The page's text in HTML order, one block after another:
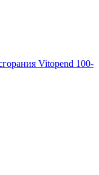
Vitopend 100-